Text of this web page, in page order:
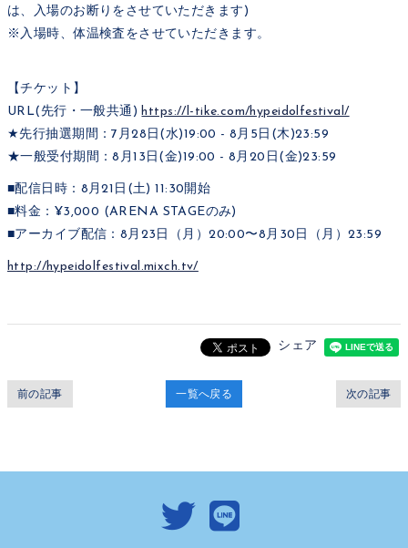
は、入場のお断りをさせていただきます)
※入場時、体温検査をさせていただきます。
【チケット】
URL(先行・一般共通) https://l-tike.com/hypeidolfestival/
★先行抽選期間：7月28日(水)19:00 - 8月5日(木)23:59
★一般受付期間：8月13日(金)19:00 - 8月20日(金)23:59
■配信日時：8月21日(土) 11:30開始
■料金：¥3,000 (ARENA STAGEのみ)
■アーカイブ配信：8月23日（月）20:00〜8月30日（月）23:59
http://hypeidolfestival.mixch.tv/
シェア
次の記事
一覧へ戻る
前の記事